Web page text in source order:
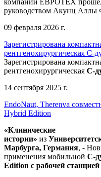
руководством Акунц Аллы
09 февраля 2026 г.
Зарегистрирована
рентгенохирургическая С-
Зарегистрирована
рентгенохирургическая С-
14 сентября 2025 г.
EndoNaut, Therenva
Hybrid Edition
«Клинические
истории» из
Марбурга, Германия, -
применения мобильной С-
Edition с рабочей станцией